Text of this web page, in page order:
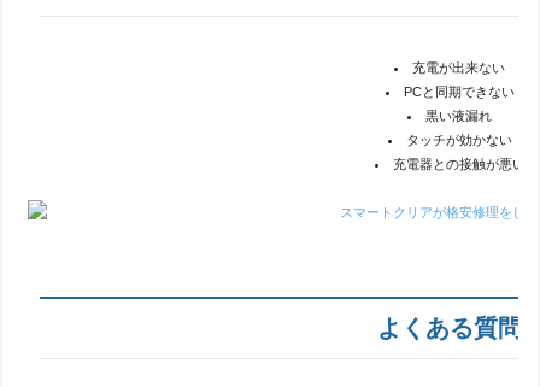
充電が出来ない
PCと同期できない
黒い液漏れ
タッチが効かない
充電器との接触が悪い
よくある質問